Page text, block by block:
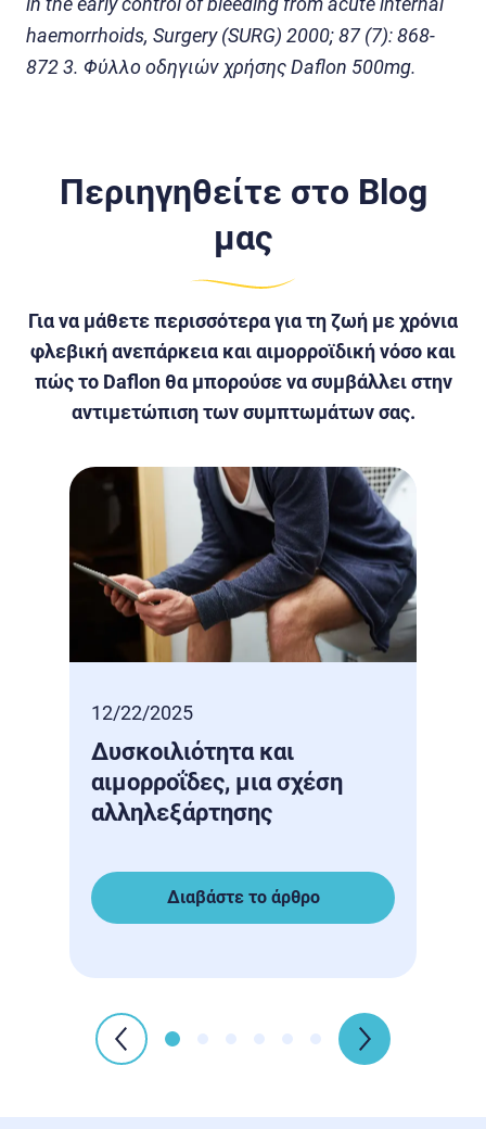
haemorrhoids, Surgery (SURG) 2000; 87 (7): 868-
872 3. Φύλλο οδηγιών χρήσης Daflon 500mg.
Περιηγηθείτε στο Blog
μας
Για να μάθετε περισσότερα για τη ζωή με χρόνια
φλεβική ανεπάρκεια και αιμορροϊδική νόσο και
πώς το Daflon θα μπορούσε να συμβάλλει στην
αντιμετώπιση των συμπτωμάτων σας.
12/22/2025
Δυσκοιλιότητα και
αιμορροΐδες, μια σχέση
αλληλεξάρτησης
Διαβάστε το άρθρο